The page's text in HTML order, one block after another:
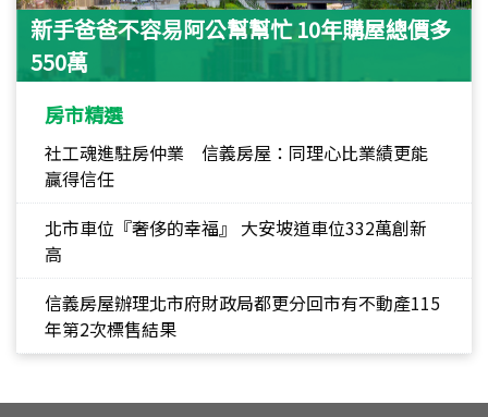
新手爸爸不容易阿公幫幫忙 10年購屋總價多
550萬
房市精選
社工魂進駐房仲業 信義房屋：同理心比業績更能
贏得信任
北市車位『奢侈的幸福』 大安坡道車位332萬創新
高
信義房屋辦理北市府財政局都更分回市有不動產115
年第2次標售結果